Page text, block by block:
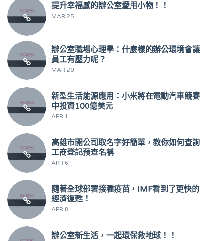
提升幸福感的辦公室愛用小物！！
MAR 25
辦公室職場心理學：什麼樣的辦公環境會讓
員工有壓力呢？
MAR 29
新型生活能源應用：小米將在電動汽車競賽
中投資100億美元
APR 1
高雄市開公司取名字好簡單，教你如何查詢
工商登記預查名稱
APR 6
隨著全球部署接種疫苗，IMF看到了更快的
經濟復甦！
APR 8
辦公室新生活，一起環保救地球！！